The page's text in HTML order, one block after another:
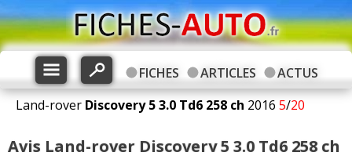
FICHES ARTICLES
ACTUS
Land-rover Discovery 53.0 Td6 258 ch 2016 5/20
Avis Land-rover Discovery 5 3.0 Td6 258 ch